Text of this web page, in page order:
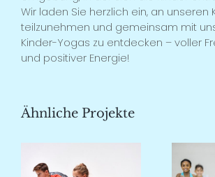
Wir laden Sie herzlich ein, an unseren
teilzunehmen und gemeinsam mit
Kinder-Yogas zu entdecken – voller
und positiver Energie!
Ähnliche Projekte